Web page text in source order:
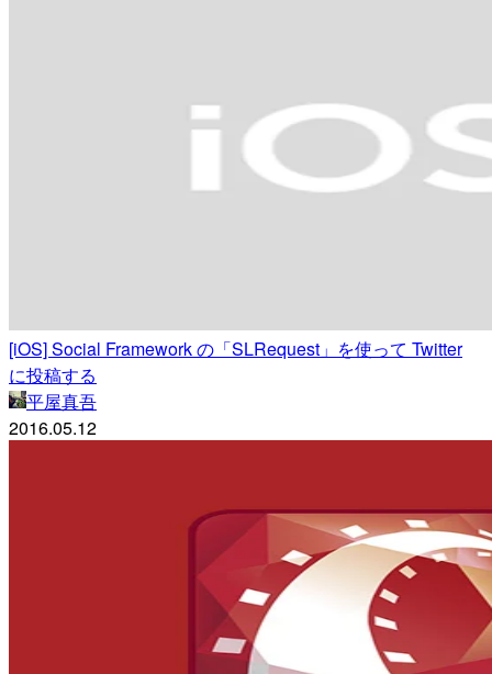
[iOS] Social Framework の「SLRequest」を使って Twitter
に投稿する
平屋真吾
2016.05.12